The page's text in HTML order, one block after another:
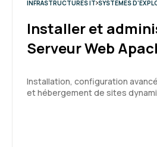
INFRASTRUCTURES IT SYSTÈMES
Installer et
Serveur Web
Installation, configuration
et hébergement de sites